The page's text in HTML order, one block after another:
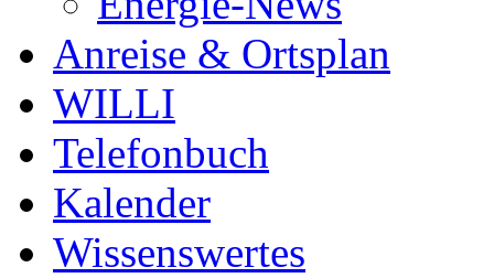
Anreise & Ortsplan
WILLI
Telefonbuch
Kalender
Wissenswertes